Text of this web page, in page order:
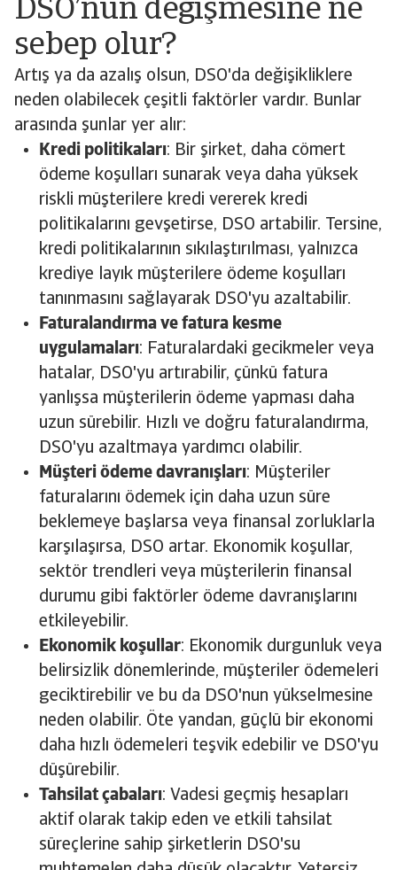
DSO’nun değişmesine ne
sebep olur?
Artış ya da azalış olsun, DSO'da değişikliklere
neden olabilecek çeşitli faktörler vardır. Bunlar
arasında şunlar yer alır:
Kredi politikaları: Bir şirket, daha cömert
ödeme koşulları sunarak veya daha yüksek
riskli müşterilere kredi vererek kredi
politikalarını gevşetirse, DSO artabilir. Tersine,
kredi politikalarının sıkılaştırılması, yalnızca
krediye layık müşterilere ödeme koşulları
tanınmasını sağlayarak DSO'yu azaltabilir.
Faturalandırma ve fatura kesme
uygulamaları: Faturalardaki gecikmeler veya
hatalar, DSO'yu artırabilir, çünkü fatura
yanlışsa müşterilerin ödeme yapması daha
uzun sürebilir. Hızlı ve doğru faturalandırma,
DSO'yu azaltmaya yardımcı olabilir.
Müşteri ödeme davranışları: Müşteriler
faturalarını ödemek için daha uzun süre
beklemeye başlarsa veya finansal zorluklarla
karşılaşırsa, DSO artar. Ekonomik koşullar,
sektör trendleri veya müşterilerin finansal
durumu gibi faktörler ödeme davranışlarını
etkileyebilir.
Ekonomik koşullar: Ekonomik durgunluk veya
belirsizlik dönemlerinde, müşteriler ödemeleri
geciktirebilir ve bu da DSO'nun yükselmesine
neden olabilir. Öte yandan, güçlü bir ekonomi
daha hızlı ödemeleri teşvik edebilir ve DSO'yu
düşürebilir.
Tahsilat çabaları: Vadesi geçmiş hesapları
aktif olarak takip eden ve etkili tahsilat
süreçlerine sahip şirketlerin DSO'su